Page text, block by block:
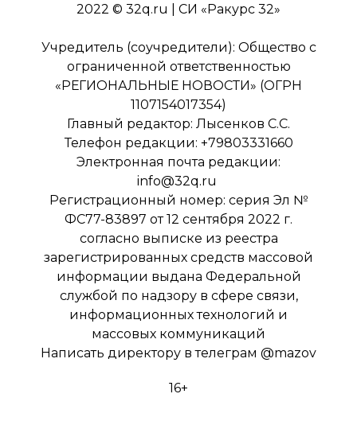
2022 © 32q.ru | СИ «Ракурс 32»
Учредитель (соучредители): Общество с
ограниченной ответственностью
«РЕГИОНАЛЬНЫЕ НОВОСТИ» (ОГРН
1107154017354)
Главный редактор: Лысенков С.С.
Телефон редакции: +79803331660
Электронная почта редакции:
info@32q.ru
Регистрационный номер: серия Эл №
ФС77-83897 от 12 сентября 2022 г.
согласно выписке из реестра
зарегистрированных средств массовой
информации выдана Федеральной
службой по надзору в сфере связи,
информационных технологий и
массовых коммуникаций
Написать директору в телеграм @mazov
16+